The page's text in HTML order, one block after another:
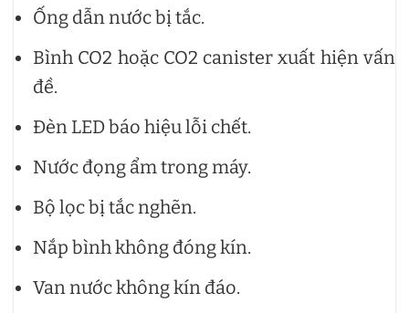
Ống dẫn nước bị tắc.
Bình CO2 hoặc CO2 canister xuất hiện vấn
đề.
Đèn LED báo hiệu lỗi chết.
Nước đọng ẩm trong máy.
Bộ lọc bị tắc nghẽn.
Nắp bình không đóng kín.
Van nước không kín đáo.